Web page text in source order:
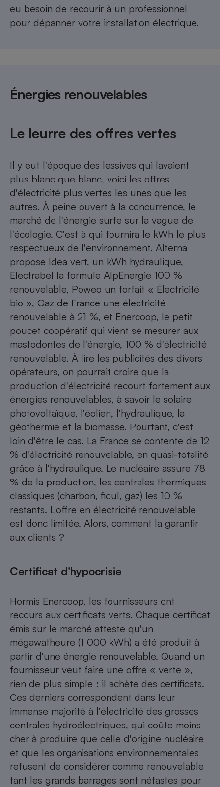
eu besoin de recourir à un professionnel
pour dépanner votre installation électrique.
Énergies renouvelables
Le leurre des offres vertes
Il y eut l'époque des lessives qui lavaient
plus blanc que blanc, voici les offres
d'électricité plus vertes les unes que les
autres. À peine ouvert à la concurrence, le
marché de l'énergie surfe sur la vague de
l'écologie. C'est à qui fournira le kWh le plus
respectueux de l'environnement. Alterna
propose Idea vert, un kWh hydraulique,
Electrabel la formule AlpEnergie 100 %
renouvelable, Poweo un forfait « Électricité
bio », Gaz de France une électricité
renouvelable à 21 %, et Enercoop, le petit
poucet coopératif qui vient se mesurer aux
mastodontes de l'énergie, 100 % d'électricité
renouvelable. À lire les publicités des divers
opérateurs, on pourrait croire que la
production d'électricité recourt fortement aux
énergies renouvelables, à savoir le solaire
photovoltaïque, l'éolien, l'hydraulique, la
géothermie et la biomasse. Pourtant, c'est
loin d'être le cas. La France se contente de 12
% d'électricité renouvelable, en quasi-totalité
grâce à l'hydraulique. Le nucléaire assure 78
% de la production, les centrales thermiques
classiques (charbon, fioul, gaz) les 10 %
restants. L'offre en électricité renouvelable
est donc limitée. Alors, comment la garantir
aux clients ?
Certificat d'hypocrisie
Hormis Enercoop, les fournisseurs ont
recours aux certificats verts. Chaque certificat
émis sur le marché atteste qu'un
mégawatheure (1 000 kWh) a été produit à
partir d'une énergie renouvelable. Quand un
fournisseur veut faire une offre « verte »,
rien de plus simple : il achète des certificats.
Ces derniers correspondent dans leur
immense majorité à l'électricité des grosses
centrales hydroélectriques, qui coûte moins
cher à produire que celle d'origine nucléaire
et que les organisations environnementales
refusent de considérer comme renouvelable
tant les grands barrages sont néfastes pour